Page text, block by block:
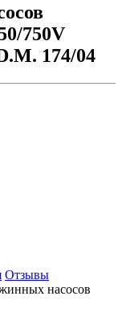
750V
174/04
Отзывы
насосов